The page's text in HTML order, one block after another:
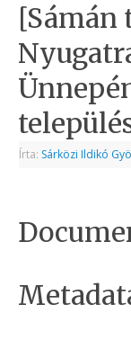
[Sámán
Írta: Sárközi Ildikó